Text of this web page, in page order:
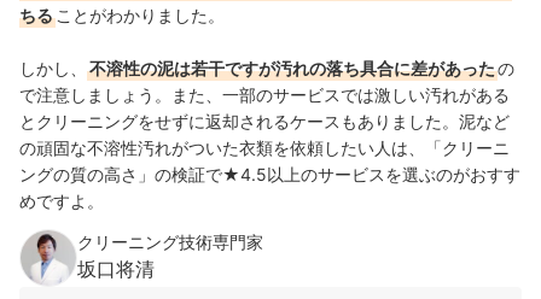
ちる ことがわかりました 。
しかし、 不溶性の泥は若干ですが汚れの落ち具合に差があったの
で注意しましょう。また、一部のサービスでは激しい汚れがある
とクリーニングをせずに返却されるケースもありました。泥など
の頑固な不溶性汚れがついた衣類を依頼したい人は、「クリーニ
ングの質の高さ」の検証で★4.5以上のサービスを選ぶのがおすす
めですよ。
クリーニング技術専門家
坂口将清